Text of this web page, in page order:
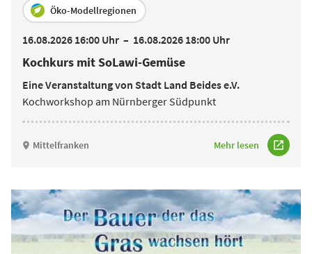
16.08.2026 16:00 Uhr – 16.08.2026 18:00 Uhr
Kochkurs mit SoLawi-Gemüse
Öko-Modellregionen
Eine Veranstaltung von Stadt Land Beides e.V.
Kochworkshop am Nürnberger Südpunkt
Mittelfranken Mehr lesen